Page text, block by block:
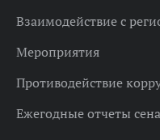
Взаимодействие с
Мероприятия
Противодействие
Ежегодные отчеты